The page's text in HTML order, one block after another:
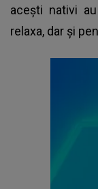
acești nativi
relaxa, dar și